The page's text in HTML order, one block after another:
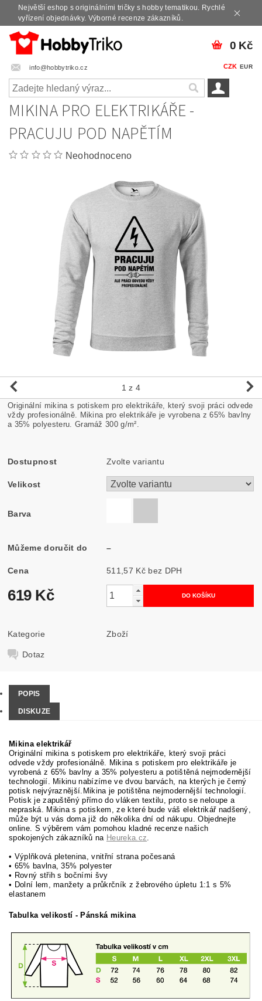
Největší eshop s originálními tričky s hobby tematikou. Rychlé
vyřízení objednávky. Výborné recenze zákazníků.
info@hobbytriko.cz CZK EUR
0 Kč
MIKINA PRO ELEKTRIKÁŘE -
PRACUJU POD NAPĚTÍM
Neohodnoceno
1 z 4
Originální mikina s potiskem pro elektrikáře, který svoji práci odvede
vždy profesionálně. Mikina pro elektrikáře je vyrobena z 65% bavlny
a 35% polyesteru. Gramáž 300 g/m².
Dostupnost Zvolte variantu
Velikost
Barva
Můžeme doručit do –
Cena 511,57 Kč bez DPH
619 Kč
Kategorie Zboží
Dotaz
POPIS
DISKUZE
Mikina elektrikář
Originální mikina s potiskem pro elektrikáře, který svoji práci
odvede vždy profesionálně. Mikina s potiskem pro elektrikáře je
vyrobená z 65% bavlny a 35% polyesteru a potištěná nejmodernější
technologií. Mikinu nabízíme ve dvou barvách, na kterých je černý
potisk nejvýraznější.Mikina je potištěna nejmodernější technologií.
Potisk je zapuštěný přímo do vláken textilu, proto se neloupe a
nepraská. Mikina s potiskem, ze které bude váš elektrikář nadšený,
může být u vás doma již do několika dní od nákupu. Objednejte
online. S výběrem vám pomohou kladné recenze našich
spokojených zákazníků na Heureka.cz.
• Výplňková pletenina, vnitřní strana počesaná
• 65% bavlna, 35% polyester
• Rovný střih s bočními švy
• Dolní lem, manžety a průkrčník z žebrového úpletu 1:1 s 5%
elastanem
Tabulka velikostí - Pánská mikina